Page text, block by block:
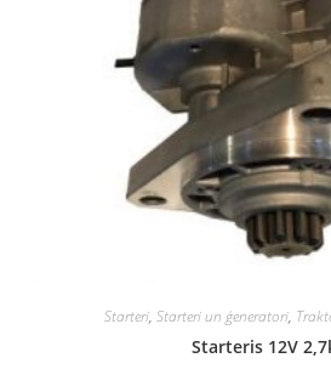
Starteri, Starteri un ģeneratori,
Starteris 12V